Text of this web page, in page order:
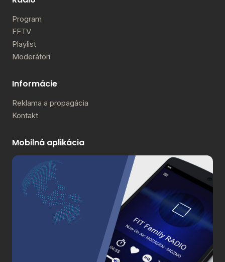
Program
FFTV
Playlist
Moderátori
Informácie
Reklama a propagácia
Kontakt
Mobilná aplikácia